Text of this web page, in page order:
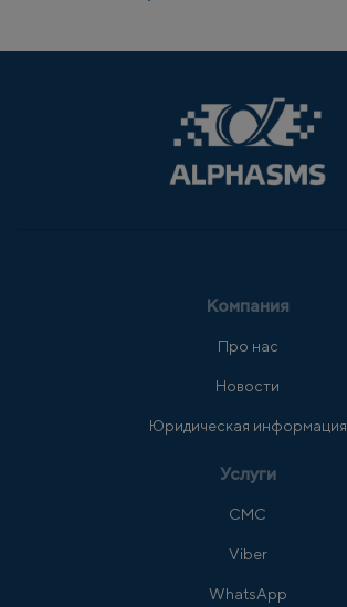
Компания
Про нас
Новости
Юридическая информация
Услуги
СМС
Viber
WhatsApp